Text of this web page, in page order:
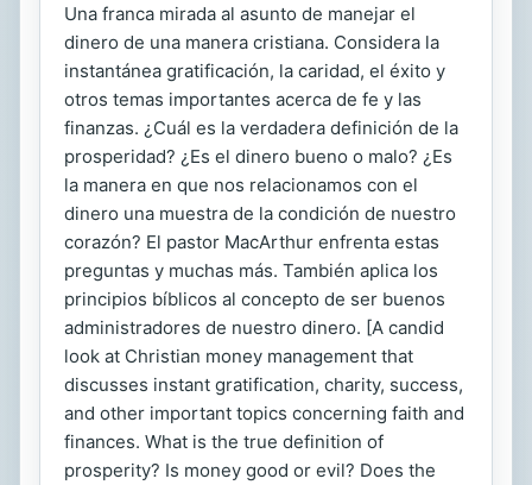
Una franca mirada al asunto de manejar el
dinero de una manera cristiana. Considera la
instantánea gratificación, la caridad, el éxito y
otros temas importantes acerca de fe y las
finanzas. ¿Cuál es la verdadera definición de la
prosperidad? ¿Es el dinero bueno o malo? ¿Es
la manera en que nos relacionamos con el
dinero una muestra de la condición de nuestro
corazón? El pastor MacArthur enfrenta estas
preguntas y muchas más. También aplica los
principios bíblicos al concepto de ser buenos
administradores de nuestro dinero. [A candid
look at Christian money management that
discusses instant gratification, charity, success,
and other important topics concerning faith and
finances. What is the true definition of
prosperity? Is money good or evil? Does the